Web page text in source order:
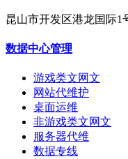
昆山市开发区港龙国际1
数据中心管理
游戏类文网文
网站代维护
桌面运维
非游戏类文网文
服务器代维
数据专线